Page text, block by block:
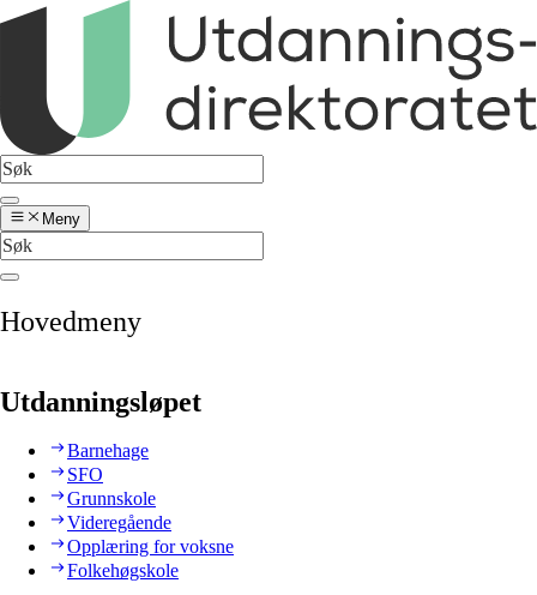
Meny
Hovedmeny
Utdanningsløpet
Barnehage
SFO
Grunnskole
Videregående
Opplæring for voksne
Folkehøgskole